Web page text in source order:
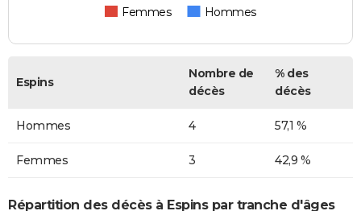
Femmes Hommes
Espins
Nombre de
décès
% des
décès
Hommes 4 57,1 %
Femmes 3 42,9 %
Répartition des décès à Espins par tranche d'âges